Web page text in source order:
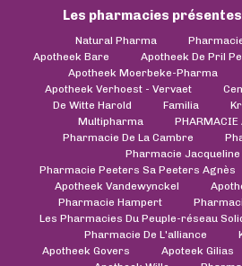
Les pharmacies
Natural Pharma
Apotheek Bare
Apotheek De Pril
Apotheek Moerbeke-Pharma
Apotheek Verhoest - Vervaet
De Witte Harold
Familia
Multipharma
PHARMACIE
Pharmacie De La Cambre
Pharmacie Jacqueline
Pharmacie Peeters Sa Peeters Agnès
Apotheek Vandewynckel
Pharmacie Hampert
Les Pharmacies Du Peuple-réseau
Pharmacie De L'alliance
Apotheek Govers
Apoteek Gilias